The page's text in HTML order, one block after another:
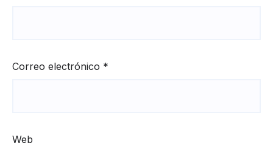
Correo electrónico *
Web